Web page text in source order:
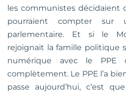
les communistes décidaient
pourraient compter sur
parlementaire. Et si le
rejoignait la famille politique
numérique avec le PPE
complètement. Le PPE l’a
passe aujourd’hui, c’est